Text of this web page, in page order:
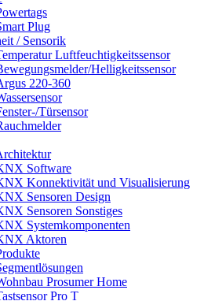
Plug
/ Sensorik
Luftfeuchtigkeitssensor
Helligkeitssensor
220-360
Türsensor
Software
Konnektivität und Visualisierung
Sensoren Design
Sensoren Sonstiges
Systemkomponenten
Aktoren
Prosumer Home
Pro T